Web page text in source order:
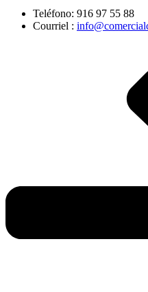
Teléfono: 916 97 55 88
Courriel :